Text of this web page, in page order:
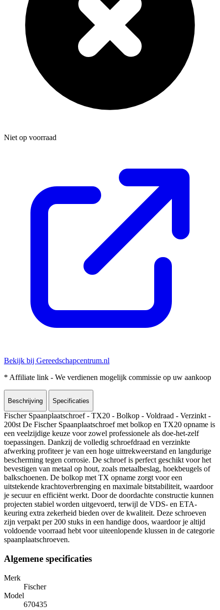
Niet op voorraad
Bekijk bij Gereedschapcentrum.nl
* Affiliate link - We verdienen mogelijk commissie op uw aankoop
Beschrijving Specificaties
Fischer Spaanplaatschroef - TX20 - Bolkop - Voldraad - Verzinkt -
200st De Fischer Spaanplaatschroef met bolkop en TX20 opname is
een veelzijdige keuze voor zowel professionele als doe-het-zelf
toepassingen. Dankzij de volledig schroefdraad en verzinkte
afwerking profiteer je van een hoge uittrekweerstand en langdurige
bescherming tegen corrosie. De schroef is perfect geschikt voor het
bevestigen van metaal op hout, zoals metaalbeslag, hoekbeugels of
balkschoenen. De bolkop met TX opname zorgt voor een
uitstekende krachtoverbrenging en maximale bitstabiliteit, waardoor
je secuur en efficiënt werkt. Door de doordachte constructie kunnen
projecten stabiel worden uitgevoerd, terwijl de VDS- en ETA-
keuring extra zekerheid bieden over de kwaliteit. Deze schroeven
zijn verpakt per 200 stuks in een handige doos, waardoor je altijd
voldoende voorraad hebt voor uiteenlopende klussen in de categorie
spaanplaatschroeven.
Algemene specificaties
Merk
Fischer
Model
670435